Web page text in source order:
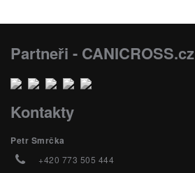
Partneři - CANICROSS.cz
Kontakty
Petr Smrčka
+420 773 505 444